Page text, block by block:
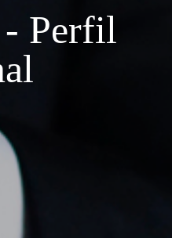
Perfil